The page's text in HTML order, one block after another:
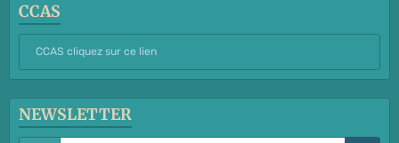
CCAS
CCAS cliquez sur ce lien
NEWSLETTER